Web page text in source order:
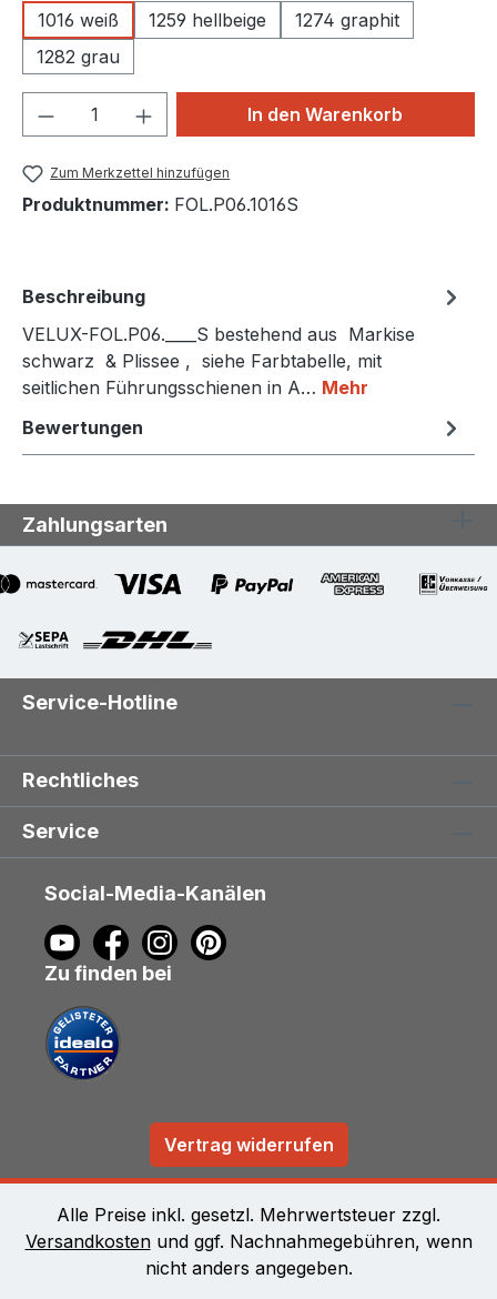
1016 weiß
1259 hellbeige
1274 graphit
1282 grau
Produkt Anzahl: Gib denIn den Warenkorb
Zum Merkzettel hinzufügen
Produktnummer: FOL.P06.1016S
Beschreibung
VELUX-FOL.P06.____S bestehend aus Markise
schwarz & Plissee , siehe Farbtabelle, mit
seitlichen Führungsschienen in A… Mehr
Bewertungen
Zahlungsarten
Service-Hotline
Rechtliches
Service
Social-Media-Kanälen
Zu finden bei
Vertrag widerrufen
Alle Preise inkl. gesetzl. Mehrwertsteuer zzgl.
Versandkostenund ggf. Nachnahmegebühren, wenn
nicht anders angegeben.